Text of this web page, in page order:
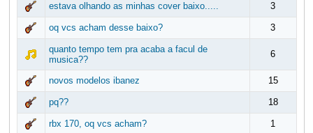
estava olhando as minhas cover baixo..... 3
oq vcs acham desse baixo? 3
quanto tempo tem pra acaba a facul de
musica??
6
novos modelos ibanez 15
pq?? 18
rbx 170, oq vcs acham? 1